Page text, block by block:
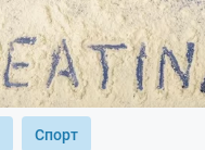
Спорт